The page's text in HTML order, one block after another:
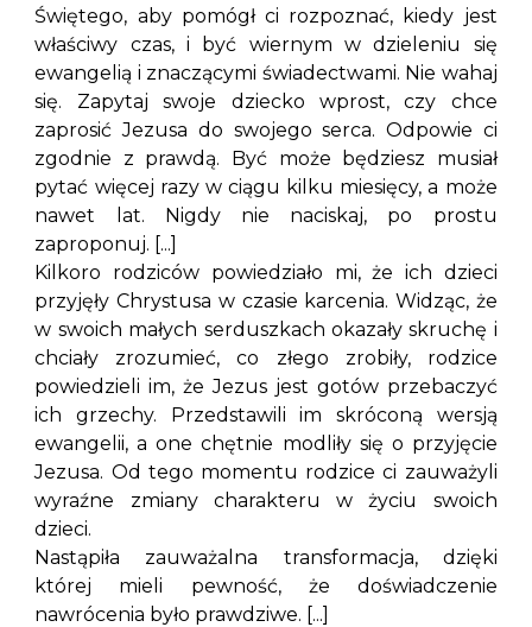
Świętego, aby pomógł ci rozpoznać, kiedy jest
właściwy czas, i być wiernym w dzieleniu się
ewangelią i znaczącymi świadectwami. Nie wahaj
się. Zapytaj swoje dziecko wprost, czy chce
zaprosić Jezusa do swojego serca. Odpowie ci
zgodnie z prawdą. Być może będziesz musiał
pytać więcej razy w ciągu kilku miesięcy, a może
nawet lat. Nigdy nie naciskaj, po prostu
zaproponuj. [...]
Kilkoro rodziców powiedziało mi, że ich dzieci
przyjęły Chrystusa w czasie karcenia. Widząc, że
w swoich małych serduszkach okazały skruchę i
chciały zrozumieć, co złego zrobiły, rodzice
powiedzieli im, że Jezus jest gotów przebaczyć
ich grzechy. Przedstawili im skróconą wersją
ewangelii, a one chętnie modliły się o przyjęcie
Jezusa. Od tego momentu rodzice ci zauważyli
wyraźne zmiany charakteru w życiu swoich
dzieci.
Nastąpiła zauważalna transformacja, dzięki
której mieli pewność, że doświadczenie
nawrócenia było prawdziwe. [...]